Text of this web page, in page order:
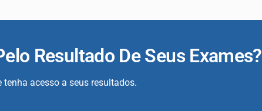
Resultado De Seus Exames?
tenha acesso a seus resultados.